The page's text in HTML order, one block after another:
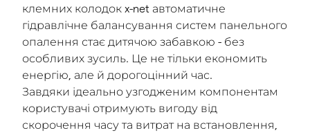
клемних колодок x-net автоматичне
гідравлічне балансування систем панельного
опалення стає дитячою забавкою - без
особливих зусиль. Це не тільки економить
енергію, але й дорогоцінний час.
Завдяки ідеально узгодженим компонентам
користувачі отримують вигоду від
скорочення часу та витрат на встановлення,